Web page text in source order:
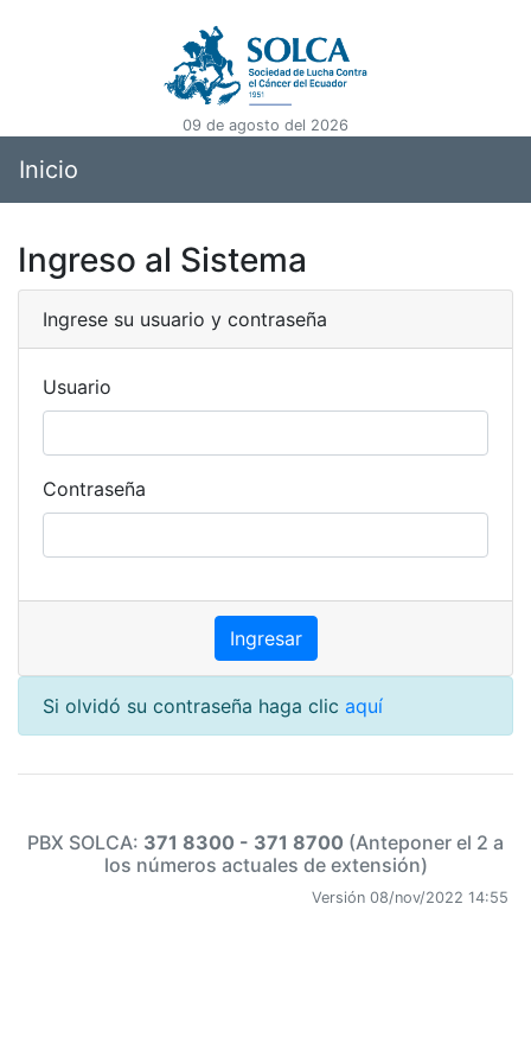
09 de agosto del 2026
Inicio
Ingreso al Sistema
Ingrese su usuario y contraseña
Usuario
Contraseña
Si olvidó su contraseña haga clic aquí
PBX SOLCA: 371 8300 - 371 8700 (Anteponer el 2 a
los números actuales de extensión)
Versión 08/nov/2022 14:55